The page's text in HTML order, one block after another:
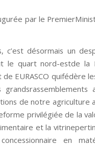
par le
désormais un
quart nord-estde la
EURASCO quifédère
de notre agriculture
privilégiée de la
et la
en